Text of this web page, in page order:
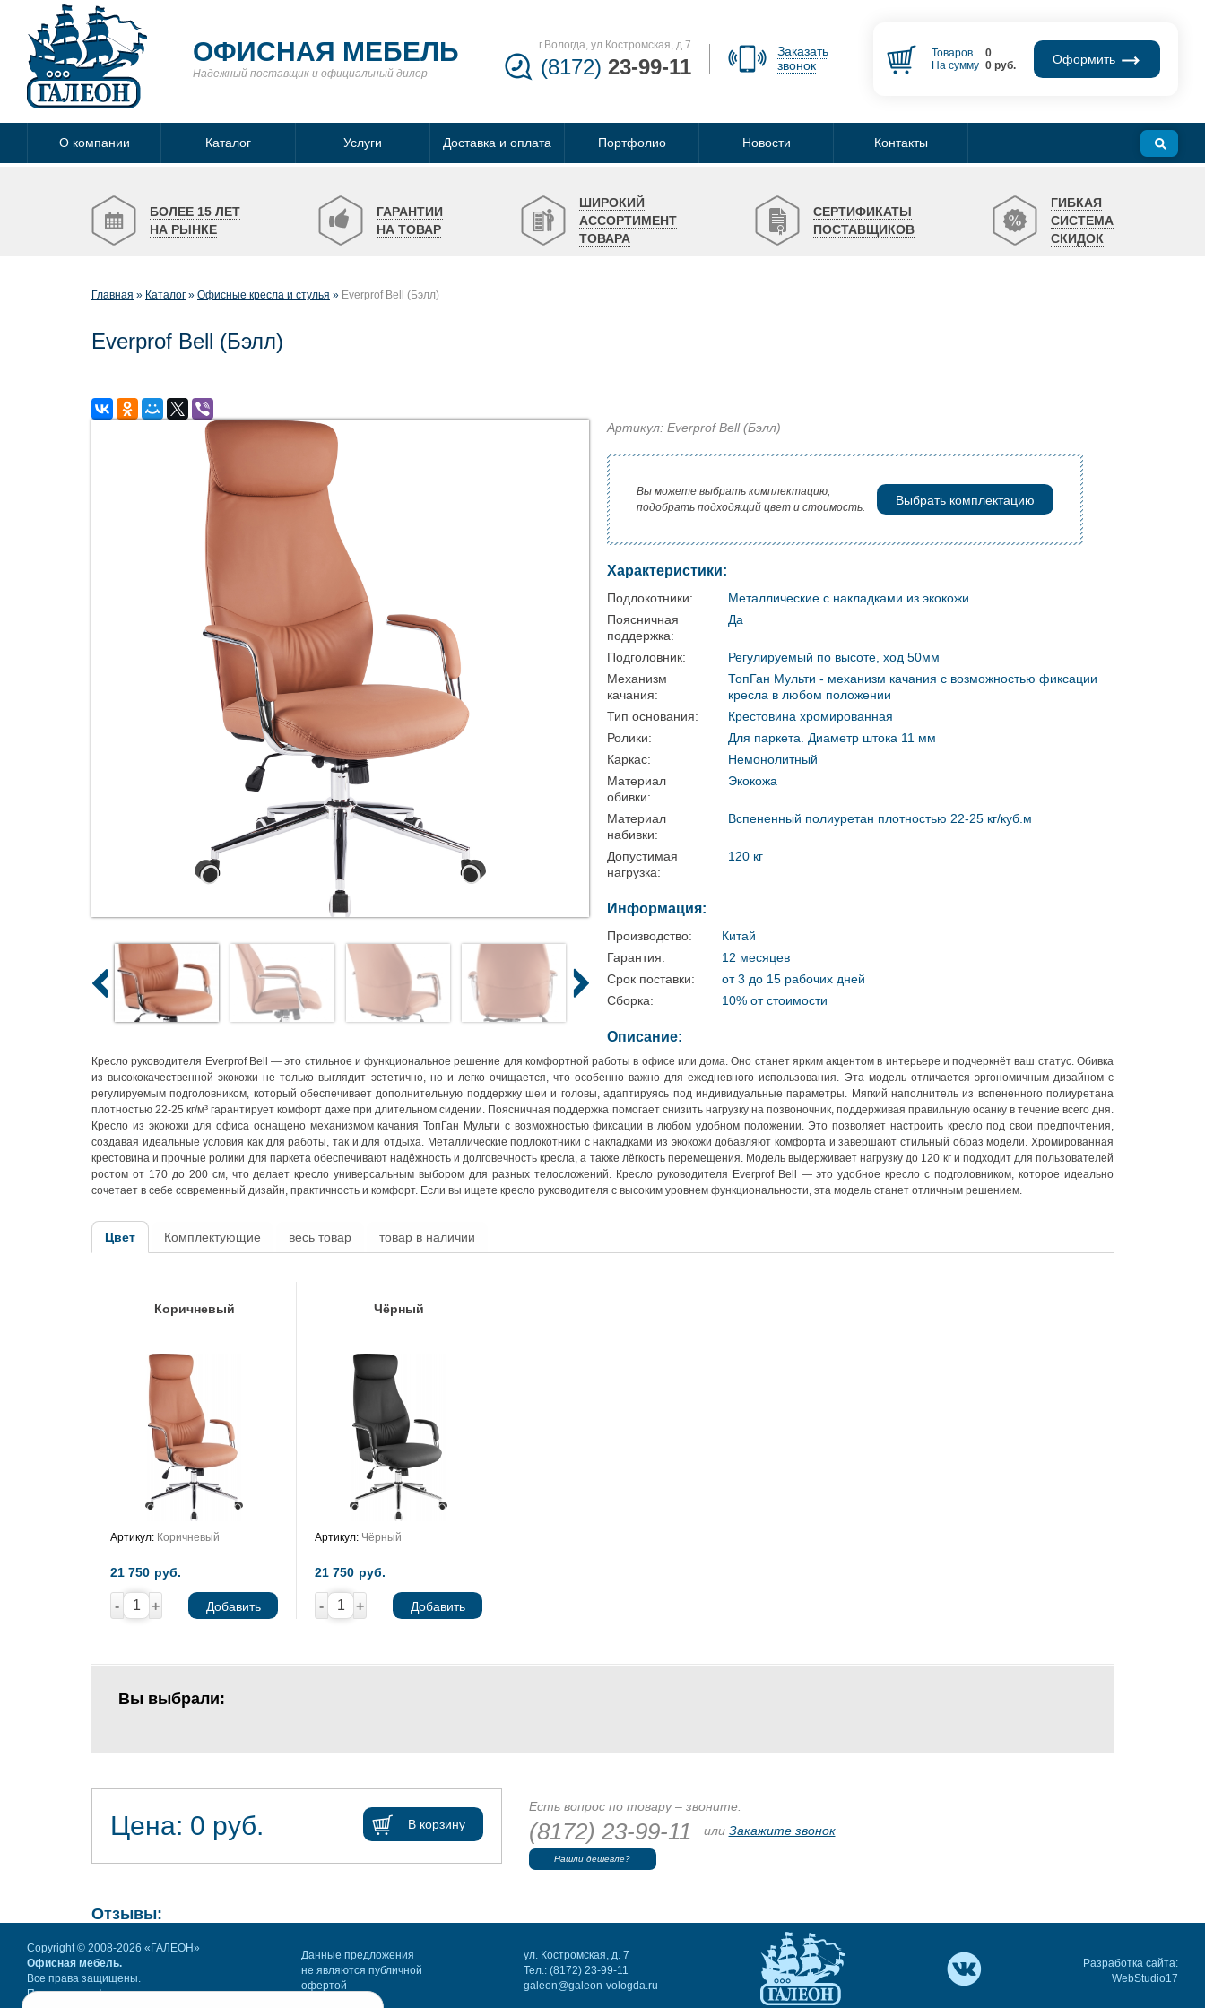
ОФИСНАЯ МЕБЕЛЬ
Надежный поставщик и официальный дилер
г.Вологда, ул.Костромская, д.7
(8172) 23-99-11
Заказать
звонок
Товаров
0
На сумму 0руб. Оформить
О компании Каталог Услуги Доставка и оплата Портфолио Новости Контакты
БОЛЕЕ 15 ЛЕТ
НА РЫНКЕ
ГАРАНТИИ
НА ТОВАР
ШИРОКИЙ
АССОРТИМЕНТ
ТОВАРА
СЕРТИФИКАТЫ
ПОСТАВЩИКОВ
ГИБКАЯ
СИСТЕМА
СКИДОК
Главная Каталог Офисные кресла и стулья Everprof Bell (Бэлл)
Everprof Bell (Бэлл)
Артикул: Everprof Bell (Бэлл)
Вы можете выбрать комплектацию,
подобрать подходящий цвет и стоимость.
Выбрать комплектацию
Характеристики:
Подлокотники:
Металлические с накладками из экокожи
Поясничная
поддержка:
Да
Подголовник:
Регулируемый по высоте, ход 50мм
Механизм
качания:
ТопГан Мульти - механизм качания с возможностью фиксации
кресла в любом положении
Тип основания:
Крестовина хромированная
Ролики:
Для паркета. Диаметр штока 11 мм
Каркас:
Немонолитный
Материал
обивки:
Экокожа
Материал
набивки:
Вспененный полиуретан плотностью 22-25 кг/куб.м
Допустимая
нагрузка:
120 кг
Информация:
Производство:
Китай
Гарантия:
12 месяцев
Срок поставки:
от 3 до 15 рабочих дней
Сборка:
10% от стоимости
Описание:
Кресло руководителя Everprof Bell — это стильное и функциональное решение для комфортной работы в офисе или дома. Оно станет ярким акцентом в интерьере и подчеркнёт ваш статус. Обивка
из высококачественной экокожи не только выглядит эстетично, но и легко очищается, что особенно важно для ежедневного использования. Эта модель отличается эргономичным дизайном с
регулируемым подголовником, который обеспечивает дополнительную поддержку шеи и головы, адаптируясь под индивидуальные параметры. Мягкий наполнитель из вспененного полиуретана
плотностью 22-25 кг/м³ гарантирует комфорт даже при длительном сидении. Поясничная поддержка помогает снизить нагрузку на позвоночник, поддерживая правильную осанку в течение всего дня.
Кресло из экокожи для офиса оснащено механизмом качания ТопГан Мульти с возможностью фиксации в любом удобном положении. Это позволяет настроить кресло под свои предпочтения,
создавая идеальные условия как для работы, так и для отдыха. Металлические подлокотники с накладками из экокожи добавляют комфорта и завершают стильный образ модели. Хромированная
крестовина и прочные ролики для паркета обеспечивают надёжность и долговечность кресла, а также лёгкость перемещения. Модель выдерживает нагрузку до 120 кг и подходит для пользователей
ростом от 170 до 200 см, что делает кресло универсальным выбором для разных телосложений. Кресло руководителя Everprof Bell — это удобное кресло с подголовником, которое идеально
сочетает в себе современный дизайн, практичность и комфорт. Если вы ищете кресло руководителя с высоким уровнем функциональности, эта модель станет отличным решением.
Цвет Комплектующие весь товар товар в наличии
Коричневый
Артикул: Коричневый
21 750 руб.
- + Добавить
Чёрный
Артикул: Чёрный
21 750 руб.
- + Добавить
Вы выбрали:
Цена: 0 руб. В корзину
Есть вопрос по товару – звоните:
(8172) 23-99-11 или Закажите звонок
Нашли дешевле?
Отзывы:
Copyright © 2008-2026 «ГАЛЕОН»
Офисная мебель.
Все права защищены.
Политика конфиденциальности
Данные предложения
не являются публичной
офертой
ул. Костромская, д. 7
Тел.: (8172) 23-99-11
galeon@galeon-vologda.ru
Разработка сайта:
WebStudio17